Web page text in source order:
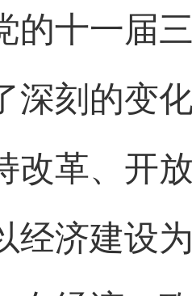
十一届三
深刻的变
改革、开
经济建设